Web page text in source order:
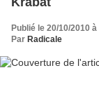
Publié le 20/10/2010
Par Radicale